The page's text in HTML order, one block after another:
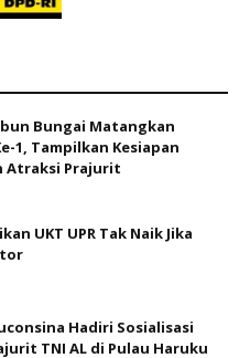
Bungai Matangkan
1, Tampilkan Kesiapan
Atraksi Prajurit
UKT UPR Tak Naik Jika
Hadiri Sosialisasi
TNI AL di Pulau Haruku